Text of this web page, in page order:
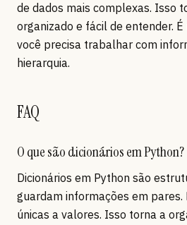
de dados mais complexas. Isso
organizado e fácil de entender.
você precisa trabalhar com
hierarquia.
FAQ
O que são dicionários em Python?
Dicionários em Python são
guardam informações em pares.
únicas a valores. Isso torna a